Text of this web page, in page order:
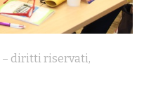
– diritti riservati,